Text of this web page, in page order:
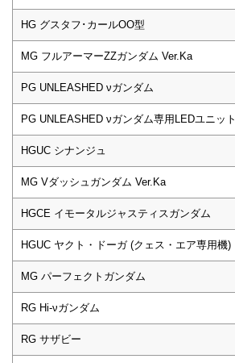
HG グスタフ･カールOO型
MG フルアーマーZZガンダム Ver.Ka
PG UNLEASHED νガンダム
PG UNLEASHED νガンダム専用LEDユニット
HGUC シナンジュ
MG Vダッシュガンダム Ver.Ka
HGCE イモータルジャスティスガンダム
HGUC ヤクト・ドーガ (クェス・エア専用機)
MG パーフェクトガンダム
RG Hi-νガンダム
RG サザビー